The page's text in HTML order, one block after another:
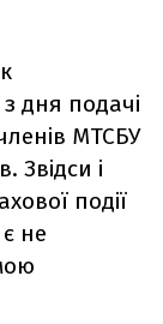
дня подачі
МТСБУ
Звідси і
події
не